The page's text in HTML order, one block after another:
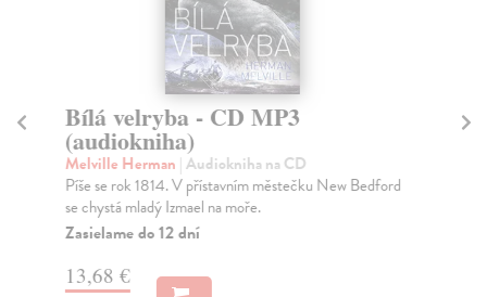
Bílá velryba - CD MP3
(audiokniha)
Melville Herman | Audiokniha na CD
Píše se rok 1814. V přístavním městečku New Bedford
se chystá mladý Izmael na moře.
Zasielame do 12 dní
13,68 €